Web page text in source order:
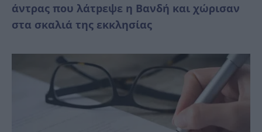
άντρας που λάτpεψε η Βανδή και χώρισαν
στα σκαλιά της εκκλησίας